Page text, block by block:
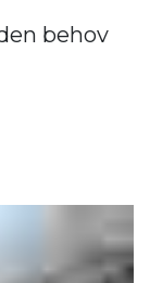
behov